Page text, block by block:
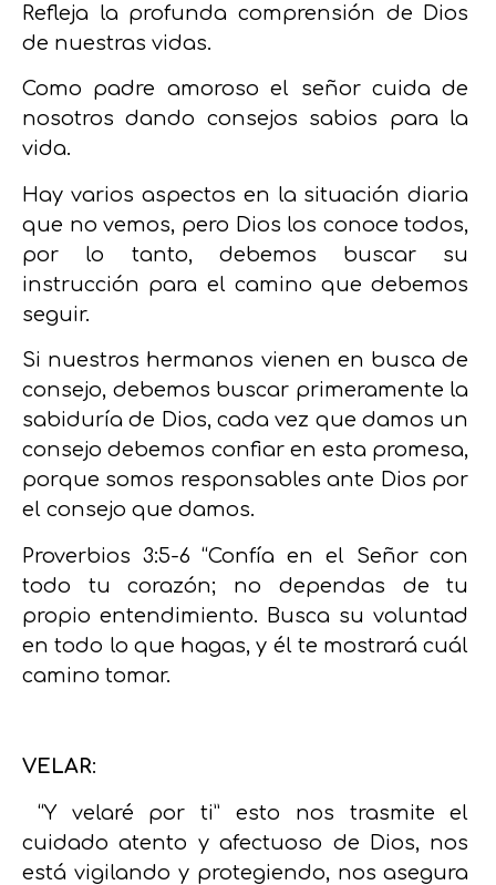
Refleja la profunda comprensión de Dios
de nuestras vidas.
Como padre amoroso el señor cuida de
nosotros dando consejos sabios para la
vida.
Hay varios aspectos en la situación diaria
que no vemos, pero Dios los conoce todos,
por lo tanto, debemos buscar su
instrucción para el camino que debemos
seguir.
Si nuestros hermanos vienen en busca de
consejo, debemos buscar primeramente la
sabiduría de Dios, cada vez que damos un
consejo debemos confiar en esta promesa,
porque somos responsables ante Dios por
el consejo que damos.
Proverbios 3:5-6“Confía en el Señor con
todo tu corazón; no dependas de tu
propio entendimiento. Busca su voluntad
en todo lo que hagas, y él te mostrará cuál
camino tomar.
VELAR:
“Y velaré por ti” esto nos trasmite el
cuidado atento y afectuoso de Dios, nos
está vigilando y protegiendo, nos asegura